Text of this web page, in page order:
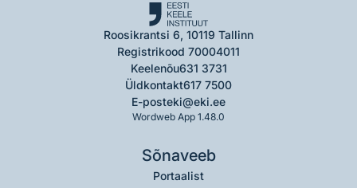
Roosikrantsi 6, 10119 Tallinn
Registrikood 70004011
Keelenõu631 3731
Üldkontakt617 7500
E-posteki@eki.ee
Wordweb App 1.48.0
Sõnaveeb
Portaalist